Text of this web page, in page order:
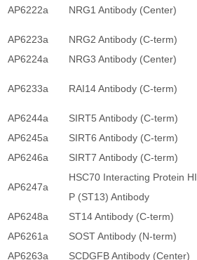
AP6222a NRG1 Antibody (Center)
AP6223a NRG2 Antibody (C-term)
AP6224a
NRG3 Antibody (Center)
AP6233a RAI14 Antibody (C-term)
AP6244a SIRT5 Antibody (C-term)
AP6245a
SIRT6 Antibody (C-term)
AP6246a
SIRT7 Antibody (C-term)
AP6247a
HSC70 Interacting Protein HI
P (ST13) Antibody
AP6248a ST14 Antibody (C-term)
AP6261a
SOST Antibody (N-term)
AP6263a
SCDGFB Antibody (Center)